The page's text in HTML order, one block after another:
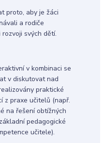
proto, aby je žáci
a rodiče
svých dětí.
v kombinaci se
v diskutovat nad
praktické
z praxe učitelů (např.
na řešení obtížných
pedagogické
učitele).